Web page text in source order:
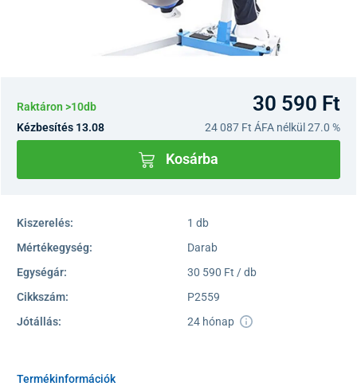
Raktáron >10db 30 590 Ft
Kézbesítés 13.08 24 087 Ft ÁFA nélkül 27.0 %
Kosárba
Kiszerelés:
1 db
Mértékegység:
Darab
Egységár:
30 590 Ft / db
Cikkszám:
P2559
Jótállás:
24 hónap
Termékinformációk